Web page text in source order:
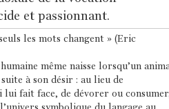
et passionnant.
les mots changent » (Eric
même naisse lorsqu’un
à son désir : au lieu de
lui fait face, de dévorer ou